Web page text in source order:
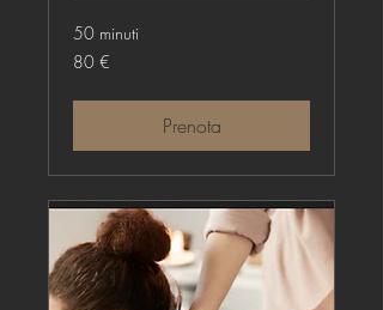
50 minuti
80
euro
80 €
Prenota